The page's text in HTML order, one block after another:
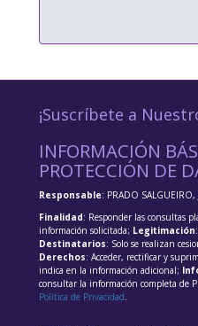
¡Suscríbete a
INFORMACIÓN
PROTECCIÓN DE
Responsable: PRADO SALGUEIRO,
Finalidad: Responder las consultas
información solicitada; Legitimación
Destinatarios: Solo se realizan
Derechos: Acceder, rectificar y
indica en la información adicional;
consultar la información completa de
Política de Privacidad.